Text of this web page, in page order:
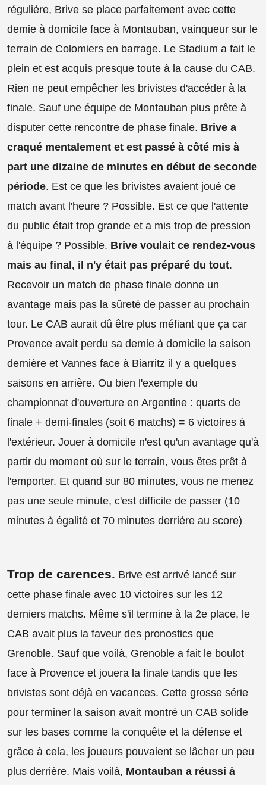
régulière, Brive se place parfaitement avec cette
demie à domicile face à Montauban, vainqueur sur le
terrain de Colomiers en barrage. Le Stadium a fait le
plein et est acquis presque toute à la cause du CAB.
Rien ne peut empêcher les brivistes d'accéder à la
finale. Sauf une équipe de Montauban plus prête à
disputer cette rencontre de phase finale. Brive a
craqué mentalement et est passé à côté mis à
part une dizaine de minutes en début de seconde
période. Est ce que les brivistes avaient joué ce
match avant l'heure ? Possible. Est ce que l'attente
du public était trop grande et a mis trop de pression
à l'équipe ? Possible. Brive voulait ce rendez-vous
mais au final, il n'y était pas préparé du tout.
Recevoir un match de phase finale donne un
avantage mais pas la sûreté de passer au prochain
tour. Le CAB aurait dû être plus méfiant que ça car
Provence avait perdu sa demie à domicile la saison
dernière et Vannes face à Biarritz il y a quelques
saisons en arrière. Ou bien l'exemple du
championnat d'ouverture en Argentine : quarts de
finale + demi-finales (soit 6 matchs) = 6 victoires à
l'extérieur. Jouer à domicile n'est qu'un avantage qu'à
partir du moment où sur le terrain, vous êtes prêt à
l'emporter. Et quand sur 80 minutes, vous ne menez
pas une seule minute, c'est difficile de passer (10
minutes à égalité et 70 minutes derrière au score)
Trop de carences. Brive est arrivé lancé sur
cette phase finale avec 10 victoires sur les 12
derniers matchs. Même s'il termine à la 2e place, le
CAB avait plus la faveur des pronostics que
Grenoble. Sauf que voilà, Grenoble a fait le boulot
face à Provence et jouera la finale tandis que les
brivistes sont déjà en vacances. Cette grosse série
pour terminer la saison avait montré un CAB solide
sur les bases comme la conquête et la défense et
grâce à cela, les joueurs pouvaient se lâcher un peu
plus derrière. Mais voilà, Montauban a réussi à